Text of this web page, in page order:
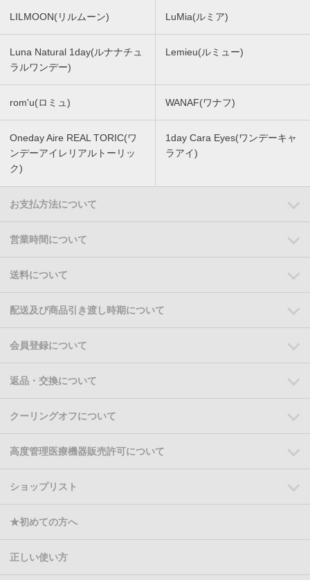
LILMOON(リルムーン) LuMia(ルミア)
Luna Natural 1day(ルナナチュ
ラルワンデー)
Lemieu(ルミュー)
rom'u(ロミュ) WANAF(ワナフ)
Oneday Aire REAL TORIC(ワ
ンデーアイレリアルトーリッ
ク)
1day Cara Eyes(ワンデーキャ
ラアイ)
お支払方法について
営業時間について
送料について
配送及び商品引き渡し時期について
会員登録について
返品・交換について
クーリングオフについて
高度管理医療機器販売許可について
ショップリスト
★初めての方へ
正しい使い方